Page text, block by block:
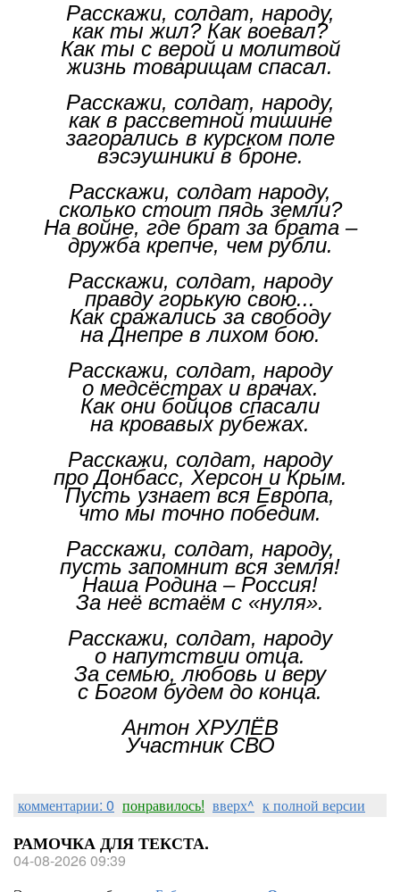
Расскажи, солдат, народу,
как ты жил? Как воевал?
Как ты с верой и молитвой
жизнь товарищам спасал.
Расскажи, солдат, народу,
как в рассветной тишине
загорались в курском поле
вэсэушники в броне.
Расскажи, солдат народу,
сколько стоит пядь земли?
На войне, где брат за брата –
дружба крепче, чем рубли.
Расскажи, солдат, народу
правду горькую свою...
Как сражались за свободу
на Днепре в лихом бою.
Расскажи, солдат, народу
о медсёстрах и врачах.
Как они бойцов спасали
на кровавых рубежах.
Расскажи, солдат, народу
про Донбасс, Херсон и Крым.
Пусть узнает вся Европа,
что мы точно победим.
Расскажи, солдат, народу,
пусть запомнит вся земля!
Наша Родина – Россия!
За неё встаём с «нуля».
Расскажи, солдат, народу
о напутствии отца.
За семью, любовь и веру
с Богом будем до конца.
Антон ХРУЛЁВ
Участник СВО
комментарии: 0 понравилось! вверх^ к полной версии
РАМОЧКА ДЛЯ ТЕКСТА.
04-08-2026 09:39